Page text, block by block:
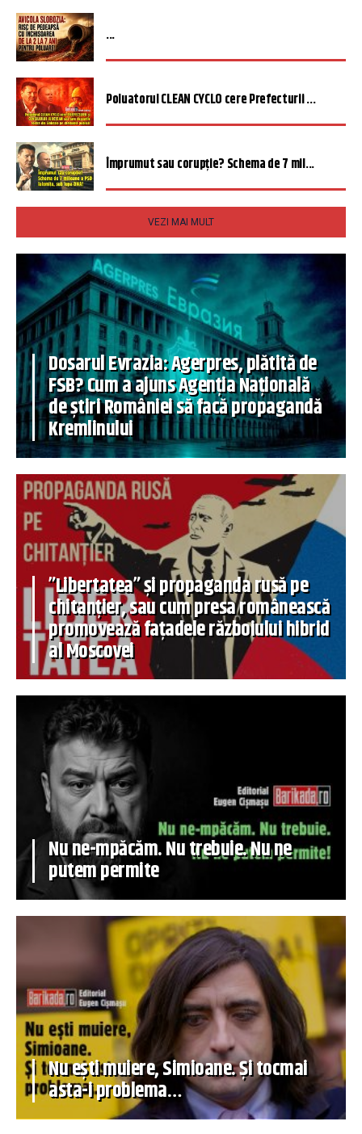
...
Poluatorul CLEAN CYCLO cere Prefecturii ...
Împrumut sau corupție? Schema de 7 mil...
VEZI MAI MULT
Dosarul Evrazia: Agerpres, plătită de
FSB? Cum a ajuns Agenția Națională
de știri României să facă propagandă
Kremlinului
”Libertatea” și propaganda rusă pe
chitanțier, sau cum presa românească
promovează fațadele războiului hibrid
al Moscovei
Nu ne-mpăcăm. Nu trebuie. Nu ne
putem permite
Nu ești muiere, Simioane. Și tocmai
asta-i problema…